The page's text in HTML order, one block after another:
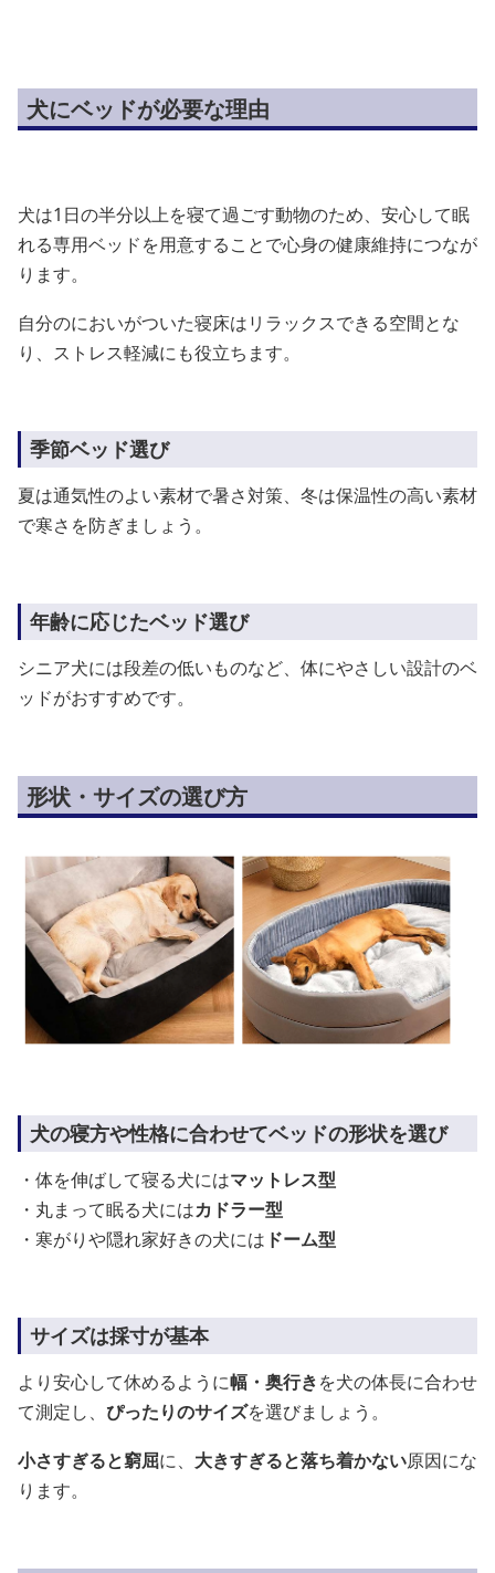
犬にベッドが必要な理由
犬は1日の半分以上を寝て過ごす動物のため、安心して眠
れる専用ベッドを用意することで心身の健康維持につなが
ります。
自分のにおいがついた寝床はリラックスできる空間とな
り、ストレス軽減にも役立ちます。
季節ベッド選び
夏は通気性のよい素材で暑さ対策、冬は保温性の高い素材
で寒さを防ぎましょう。
年齢に応じたベッド選び
シニア犬には段差の低いものなど、体にやさしい設計のベ
ッドがおすすめです。
形状・サイズの選び方
犬の寝方や性格に合わせてベッドの形状を選び
・体を伸ばして寝る犬にはマットレス型
・丸まって眠る犬にはカドラー型
・寒がりや隠れ家好きの犬には ドーム型
サイズは採寸が基本
より安心して休めるように幅・奥行きを犬の体長に合わせ
て測定し、 ぴったりのサイズを選びましょう。
小さすぎると窮屈に、 大きすぎると落ち着かない原因にな
ります。